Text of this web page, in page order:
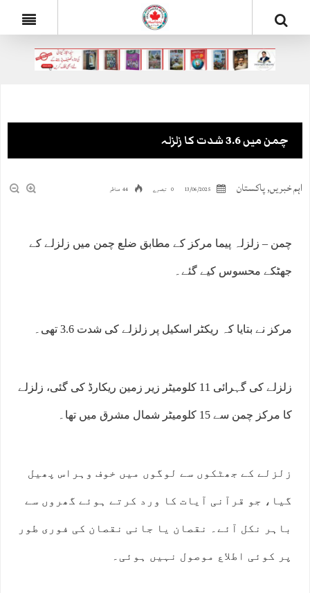
چمن میں 3.6 شدت کا زلزلہ
اہم خبریں,پاکستان 13/06/2025 0 تبصرے 44 مناظر
چمن – زلزلہ پیما مرکز کے مطابق ضلع چمن میں زلزلے کے
جھٹکے محسوس کیے گئے۔
مرکز نے بتایا کہ ریکٹر اسکیل پر زلزلے کی شدت 3.6 تھی۔
زلزلے کی گہرائی 11 کلومیٹر زیر زمین ریکارڈ کی گئی، زلزلے
کا مرکز چمن سے 15 کلومیٹر شمال مشرق میں تھا۔
زلزلے کے جھٹکوں سے لوگوں میں خوف وہراس پھیل
گیا، جو قرآنی آیات کا ورد کرتے ہوئے گھروں سے
باہر نکل آئے۔ نقصان یا جانی نقصان کی فوری طور
پر کوئی اطلاع موصول نہیں ہوئی۔